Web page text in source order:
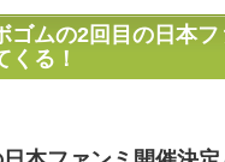
ゴムの2回目の日本
くる！